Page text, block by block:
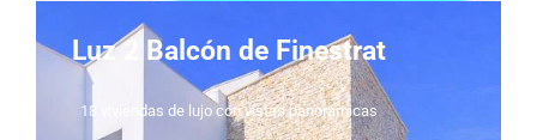
Luz 2 Balcón de Finestrat
18 viviendas de lujo con vistas panorámicas